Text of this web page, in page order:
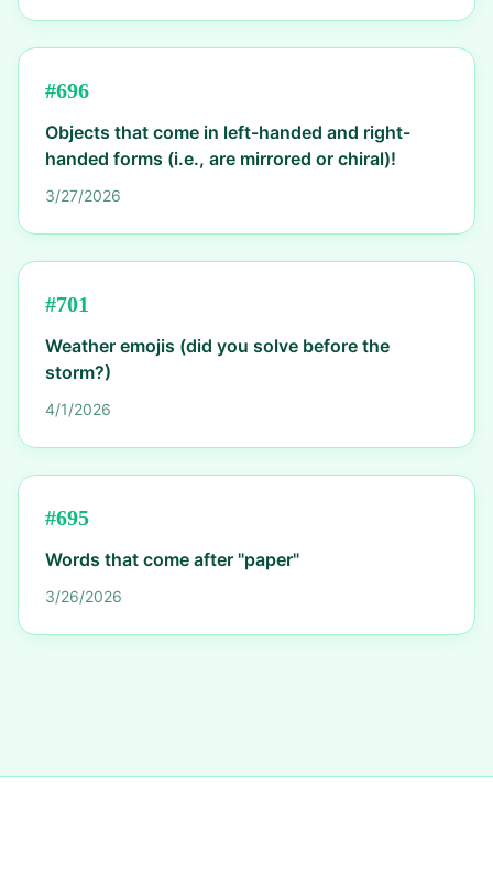
#696
Objects that come in left-handed and right-
handed forms (i.e., are mirrored or chiral)!
3/27/2026
#701
Weather emojis (did you solve before the
storm?)
4/1/2026
#695
Words that come after "paper"
3/26/2026